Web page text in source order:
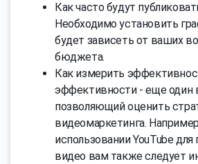
Как часто будут
Необходимо установить
будет зависеть от ваших
бюджета.
Как измерить
эффективности - еще один
позволяющий оценить
видеомаркетинга.
использовании YouTube для
видео вам также следует